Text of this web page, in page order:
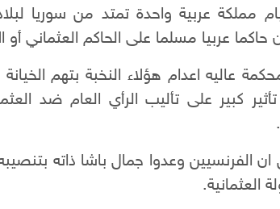
مملكة عربية واحدة تمتد من سوريا
عربيا مسلما على الحاكم العثماني أو
عاليه اعدام هؤلاء النخبة بتهم
كبير على تأليب الرأي العام ضد
ان الفرنسيين وعدوا جمال باشا ذاته
العثمانية.